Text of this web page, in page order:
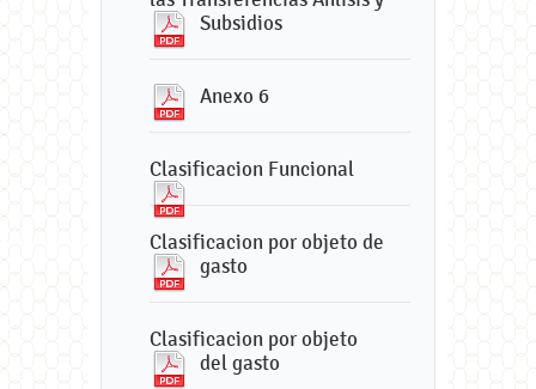
Subsidios
Anexo 6
Clasificacion Funcional
Clasificacion por objeto de
gasto
Clasificacion por objeto
del gasto